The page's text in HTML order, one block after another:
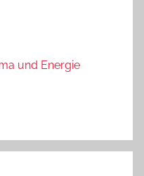
und Energie